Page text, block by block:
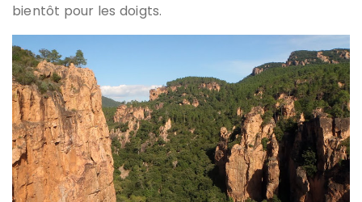
bientôt pour les doigts.